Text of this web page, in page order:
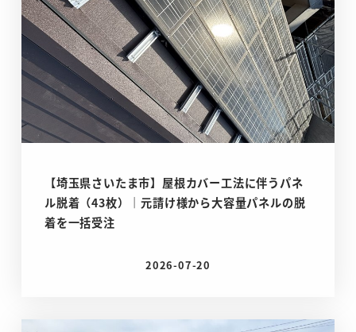
【埼玉県さいたま市】屋根カバー工法に伴うパネ
ル脱着（43枚）｜元請け様から大容量パネルの脱
着を一括受注
投稿日
2026-07-20